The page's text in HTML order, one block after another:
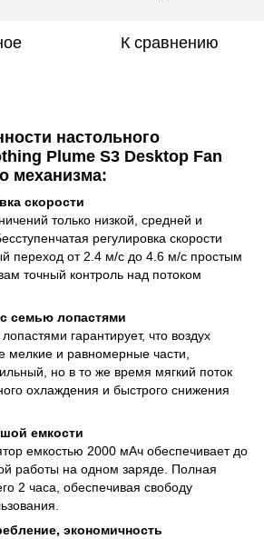
К сравнению
настольного
Plume S3 Desktop Fan
механизма:
скорости
только низкой, средней и
регулировка скорости
переход от 2.4 м/с до 4.6 м/с простым
точный контроль над потоком
семью лопастями
гарантирует, что воздух
мелкие и равномерные части,
но в то же время мягкий поток
охлаждения и быстрого снижения
емкости
емкостью 2000 мАч обеспечивает до
работы на одном заряде. Полная
2 часа, обеспечивая свободу
экономичность